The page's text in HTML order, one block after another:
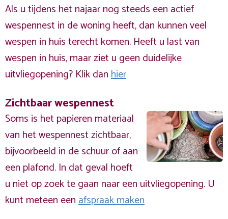
Als u tijdens het najaar nog steeds een actief
wespennest in de woning heeft, dan kunnen veel
wespen in huis terecht komen. Heeft u last van
wespen in huis, maar ziet u geen duidelijke
uitvliegopening? Klik danhier
Zichtbaar wespennest
Soms is het papieren materiaal
van het wespennest zichtbaar,
bijvoorbeeld in de schuur of aan
een plafond. In dat geval hoeft
u niet op zoek te gaan naar een uitvliegopening. U
kunt meteen eenafspraak maken